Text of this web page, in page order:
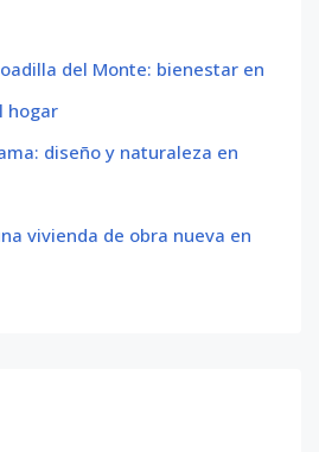
del Monte: bienestar en
hogar
diseño y naturaleza en
vivienda de obra nueva en